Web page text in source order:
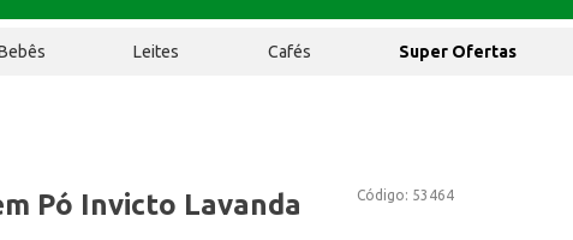
Leites Cafés Super Ofertas
Código: 53464
Pó Invicto Lavanda